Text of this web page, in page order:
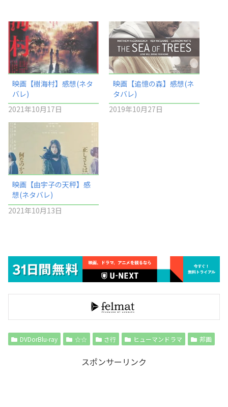
映画【樹海村】感想(ネタ
バレ)
2021年10月17日
映画【追憶の森】感想(ネ
タバレ)
2019年10月27日
映画【由宇子の天秤】感
想(ネタバレ)
2021年10月13日
DVDorBlu-ray ☆☆ さ行 ヒューマンドラマ 邦画
スポンサーリンク